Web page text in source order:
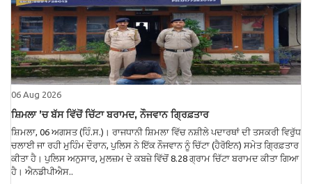
06 Aug 2026
ਸ਼ਿਮਲਾ ’ਚ ਬੱਸ ਵਿੱਚੋਂ ਚਿੱਟਾ ਬਰਾਮਦ, ਨੌਜਵਾਨ ਗ੍ਰਿਫ਼ਤਾਰ
ਸ਼ਿਮਲਾ, 06 ਅਗਸਤ (ਹਿੰ.ਸ.)। ਰਾਜਧਾਨੀ ਸ਼ਿਮਲਾ ਵਿੱਚ ਨਸ਼ੀਲੇ ਪਦਾਰਥਾਂ ਦੀ ਤਸਕਰੀ ਵਿਰੁੱਧ
ਚਲਾਈ ਜਾ ਰਹੀ ਮੁਹਿੰਮ ਦੌਰਾਨ, ਪੁਲਿਸ ਨੇ ਇੱਕ ਨੌਜਵਾਨ ਨੂੰ ਚਿੱਟਾ (ਹੈਰੋਇਨ) ਸਮੇਤ ਗ੍ਰਿਫ਼ਤਾਰ
ਕੀਤਾ ਹੈ। ਪੁਲਿਸ ਅਨੁਸਾਰ, ਮੁਲਜ਼ਮ ਦੇ ਕਬਜ਼ੇ ਵਿੱਚੋਂ 8.28 ਗ੍ਰਾਮ ਚਿੱਟਾ ਬਰਾਮਦ ਕੀਤਾ ਗਿਆ
ਹੈ। ਐਨਡੀਪੀਐਸ..